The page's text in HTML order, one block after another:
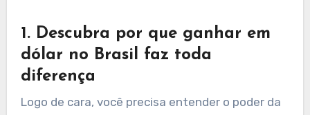
1. Descubra por que ganhar em
dólar no Brasil faz toda
diferença
Logo de cara, você precisa entender o poder da